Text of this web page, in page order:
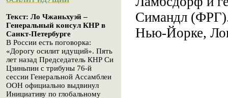
Текст: Ло Чжаньхуэй –
Генеральный консул КНР в
Санкт-Петербурге
В России есть поговорка:
«Дорогу осилит идущий». Пять
лет назад Председатель КНР Си
Цзиньпин с трибуны 76-й
сессии Генеральной Ассамблеи
ООН официально выдвинул
Инициативу по глобальному
Симандл (ФРГ).
Нью-Йорке,